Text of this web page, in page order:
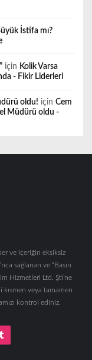
İstifa mı?
için Kolik Varsa
- Fikir Liderleri
oldu! için Cem
Müdürü oldu -
ve içeriğin eksiksiz
sağlanan ve “Basın
Hizmetleri Ltd. Şti’ne
kısmen veya tamamen
kontrol ediniz.